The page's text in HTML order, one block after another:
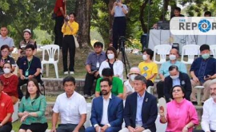
25 ตุลาคม 2022